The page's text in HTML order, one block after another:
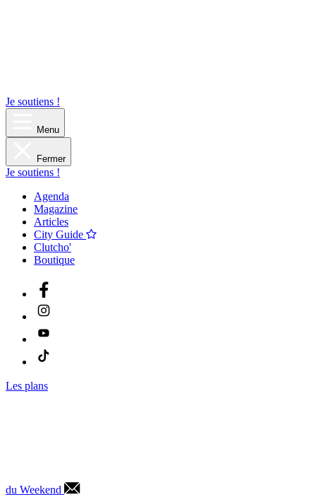
Je soutiens !
Menu
Fermer
Je soutiens !
Agenda
Magazine
Articles
City Guide
Clutcho'
Boutique
Les plans
du Weekend